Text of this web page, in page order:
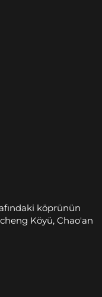
köprünün
Köyü, Chao'an